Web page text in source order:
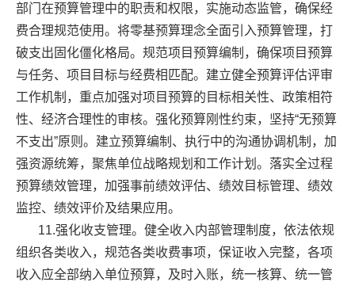
部门在预算管理中的职责和权限，实施动态监管，确保经
费合理规范使用。将零基预算理念全面引入预算管理，打
破支出固化僵化格局。规范项目预算编制，确保项目预算
与任务、项目目标与经费相匹配。建立健全预算评估评审
工作机制，重点加强对项目预算的目标相关性、政策相符
性、经济合理性的审核。强化预算刚性约束，坚持“无预算
不支出”原则。建立预算编制、执行中的沟通协调机制，加
强资源统筹，聚焦单位战略规划和工作计划。落实全过程
预算绩效管理，加强事前绩效评估、绩效目标管理、绩效
监控、绩效评价及结果应用。
11.强化收支管理。健全收入内部管理制度，依法依规
组织各类收入，规范各类收费事项，保证收入完整，各项
收入应全部纳入单位预算，及时入账，统一核算、统一管